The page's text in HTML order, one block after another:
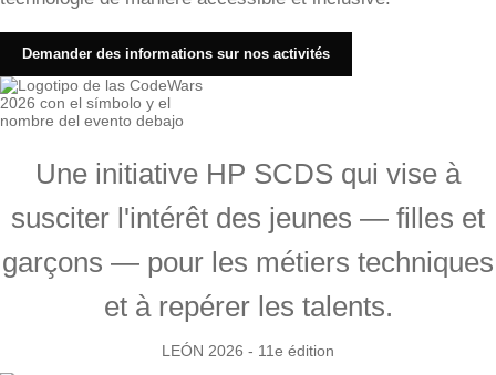
Demander des informations sur nos activités
Une initiative HP SCDS qui vise à
susciter l'intérêt des jeunes — filles et
garçons — pour les métiers techniques
et à repérer les talents.
LEÓN 2026 - 11e édition